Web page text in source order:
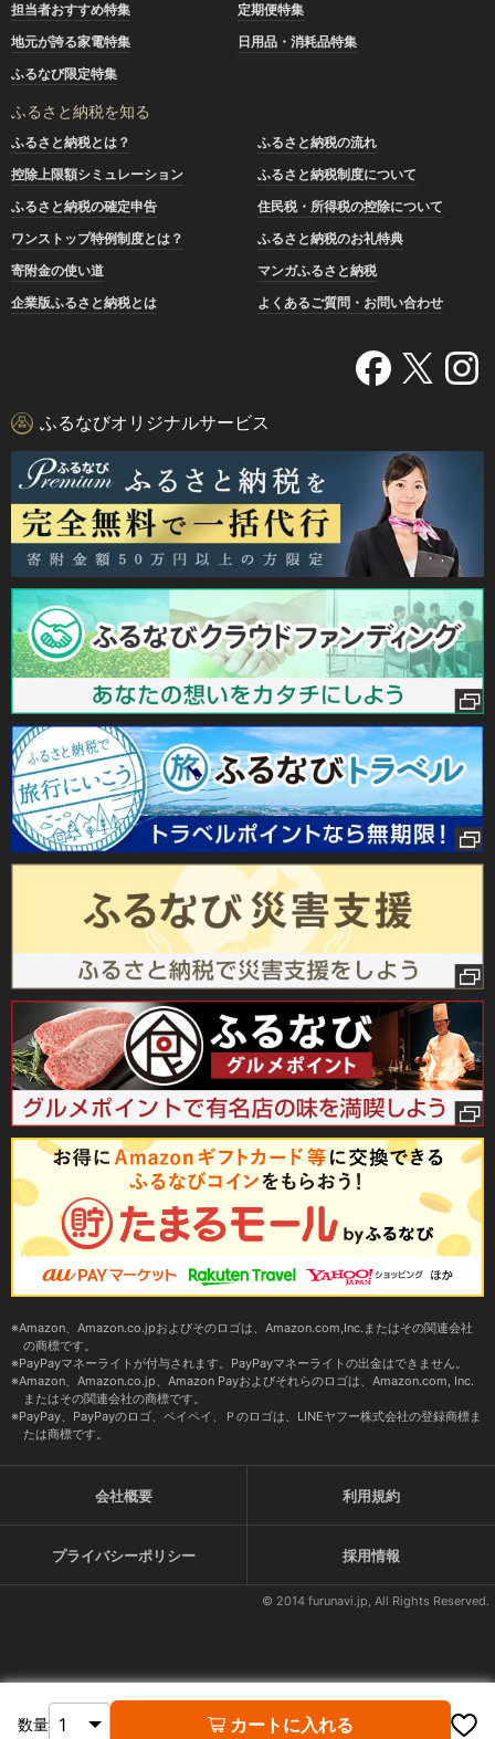
数量 カートに入れる
担当者おすすめ特集
定期便特集
地元が誇る家電特集
日用品・消耗品特集
ふるなび限定特集
ふるさと納税を知る
ふるさと納税とは？
ふるさと納税の流れ
控除上限額シミュレーション
ふるさと納税制度について
ふるさと納税の確定申告
住民税・所得税の控除について
ワンストップ特例制度とは？
ふるさと納税のお礼特典
寄附金の使い道
マンガふるさと納税
企業版ふるさと納税とは
よくあるご質問・お問い合わせ
ふるなびオリジナルサービス
Amazon、Amazon.co.jpおよびそのロゴは、Amazon.com,Inc.またはその関連会社
の商標です。
PayPayマネーライトが付与されます。PayPayマネーライトの出金はできません。
Amazon、Amazon.co.jp、Amazon Payおよびそれらのロゴは、Amazon.com, Inc.
またはその関連会社の商標です。
PayPay、PayPayのロゴ、ペイペイ、Ｐのロゴは、LINEヤフー株式会社の登録商標ま
たは商標です。
会社概要 利用規約
プライバシーポリシー 採用情報
© 2014 furunavi.jp, All Rights Reserved.